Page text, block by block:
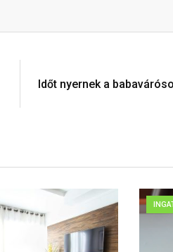
Időt nyernek a